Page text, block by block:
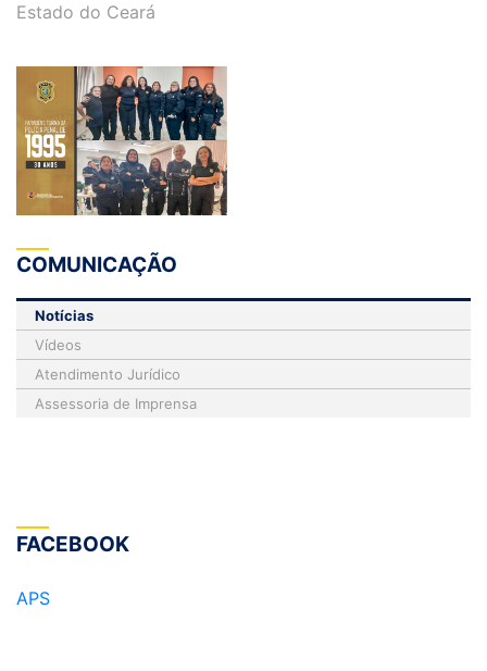
Estado do Ceará
COMUNICAÇÃO
Notícias
Vídeos
Atendimento Jurídico
Assessoria de Imprensa
FACEBOOK
APS